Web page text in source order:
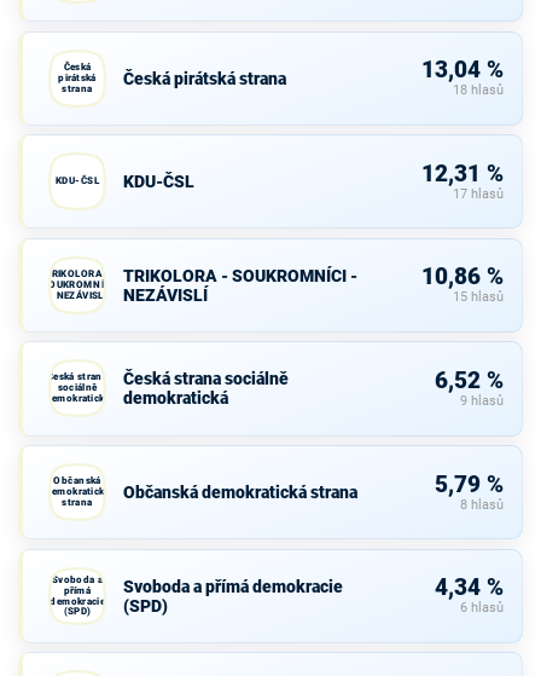
Česká
pirátská
strana
Česká pirátská strana 13,04 %
18 hlasů
KDU-ČSL KDU-ČSL 12,31 %
17 hlasů
TRIKOLORA -
SOUKROMNÍCI
- NEZÁVISLÍ
TRIKOLORA - SOUKROMNÍCI -
NEZÁVISLÍ
10,86 %
15 hlasů
Česká strana
sociálně
demokratická
Česká strana sociálně
demokratická
6,52 %
9 hlasů
Občanská
demokratická
strana
Občanská demokratická strana 5,79 %
8 hlasů
Svoboda a
přímá
demokracie
(SPD)
Svoboda a přímá demokracie
(SPD)
4,34 %
6 hlasů